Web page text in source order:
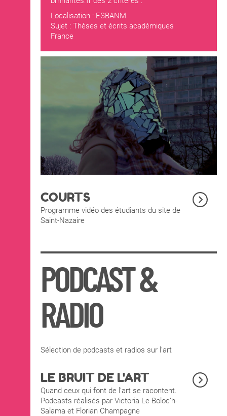
Localisation : ESBANM
Sujet : Thèses et écrits académiques
France
COURTS
Programme vidéo des étudiants du site de
Saint-Nazaire
PODCAST &
RADIO
Sélection de podcasts et radios sur l'art
LE BRUIT DE L'ART
Quand ceux qui font de l'art se racontent.
Podcasts réalisés par Victoria Le Boloc’h-
Salama et Florian Champagne